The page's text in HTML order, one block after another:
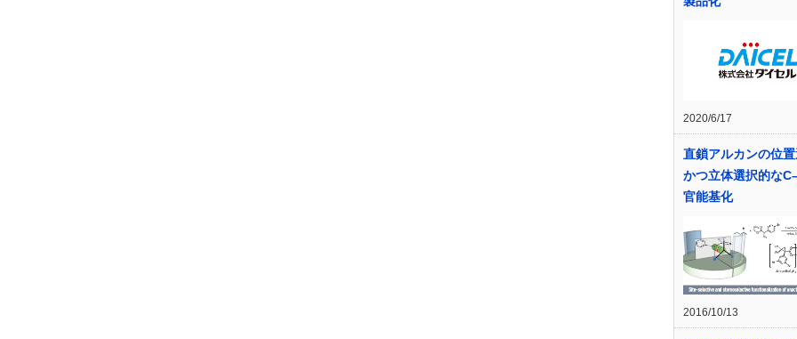
2020/6/17
直鎖アルカンの位
かつ立体選択的な
官能基化
2016/10/13